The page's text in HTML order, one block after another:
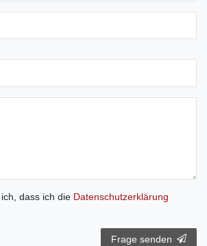
dass ich die Daten­schutz­erklärung
Frage senden